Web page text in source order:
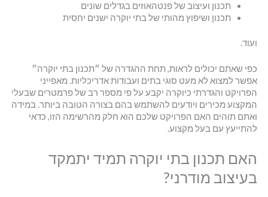
תכנון ועיצוב של פנטהאוזים בגדלים שונים
תכנון ושיפוץ מהותי של בתי יוקרה ישנים יחסית
ועוד.
כפי שאתם יכולים לראות, תחת ההגדרה של ״תכנון בתי יוקרה״
אפשר למצוא לא מעט סוגי בתים ועבודות אדריכליות. מאפייני
הפרויקט והגדרתי כיוקרה יקבע על פי מספר רב של פרמטרים שבעלי
המקצוע מכירים ויודעים להשתמש בהם בצורה הטובה ביותר. במידה
ואתם תוהים האם הפרויקט שלכם הוא חלק מהרשימה הזו, כדאי
להתייעץ עם בעל מקצוע.
האם תכנון בתי יוקרה תמיד יתמקד
בעיצוב מודרני?